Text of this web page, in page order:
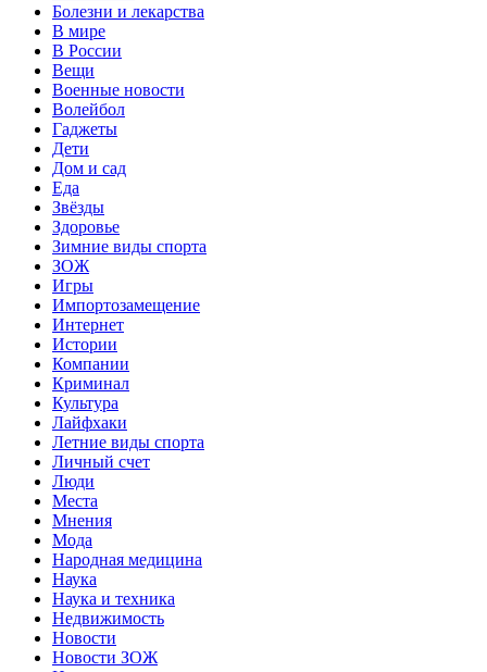
Болезни и лекарства
В мире
В России
Вещи
Военные новости
Волейбол
Гаджеты
Дети
Дом и сад
Еда
Звёзды
Здоровье
Зимние виды спорта
ЗОЖ
Игры
Импортозамещение
Интернет
Истории
Компании
Криминал
Культура
Лайфхаки
Летние виды спорта
Личный счет
Люди
Места
Мнения
Мода
Народная медицина
Наука
Наука и техника
Недвижимость
Новости
Новости ЗОЖ